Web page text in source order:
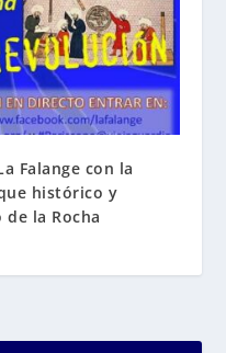
Falange con la
histórico y
la Rocha